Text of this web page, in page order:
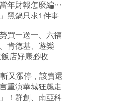
年財報怎麼編…
黑鍋只求1件事
買一送一、六福
肯德基、遊樂
店好康必收
又漲停，該賣還
重演華城狂飆走
！群創、南亞科